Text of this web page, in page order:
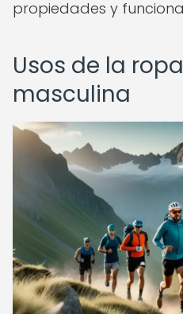
propiedades y
Usos de la
masculina